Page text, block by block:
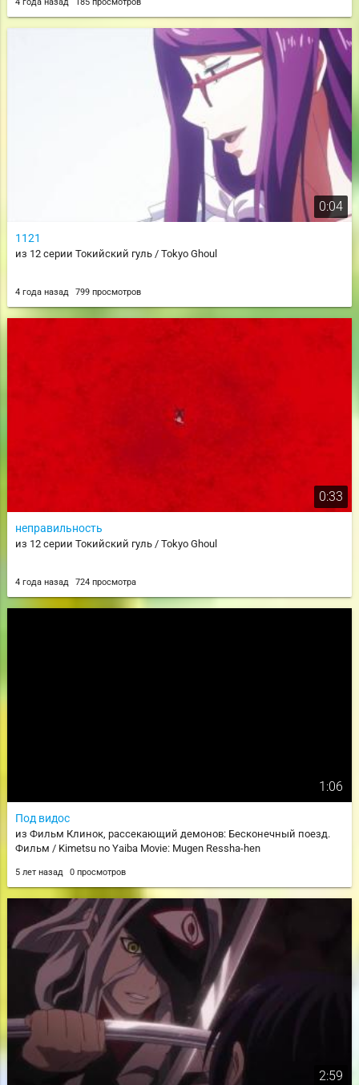
0:04
1121
из 12 серии Токийский гуль / Tokyo Ghoul
4 года назад 799 просмотров
0:33
неправильность
из 12 серии Токийский гуль / Tokyo Ghoul
4 года назад 724 просмотра
1:06
Под видос
из Фильм Клинок, рассекающий демонов: Бесконечный поезд.
Фильм / Kimetsu no Yaiba Movie: Mugen Ressha-hen
5 лет назад 0 просмотров
2:59